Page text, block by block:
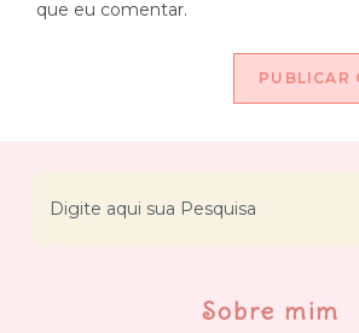
que eu comentar.
Sobre mim